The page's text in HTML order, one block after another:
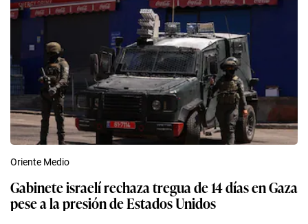
Oriente Medio
Gabinete israelí rechaza tregua de 14 días en Gaza
pese a la presión de Estados Unidos